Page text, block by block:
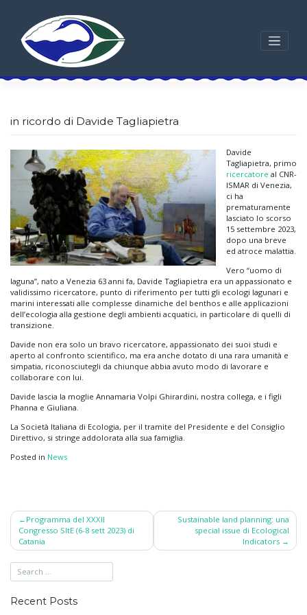
in ricordo di Davide Tagliapietra
Davide
Tagliapietra, primo
ricercatore al CNR-
ISMAR di Venezia,
ci ha
prematuramente
lasciato lo scorso
15 settembre 2023,
dopo una breve
ed atroce malattia.
Vero “uomo di
laguna”, nato a Venezia 63 anni fa, Davide Tagliapietra era un appassionato e
validissimo ricercatore, punto di riferimento per tutti gli ecologi lagunari e
marini interessati alle complesse dinamiche del benthos e alle applicazioni
dell’ecologia alla gestione degli ambienti acquatici, in particolare di quelli di
transizione.
Davide non era solo un bravo ricercatore, appassionato dei suoi studi e
aperto al confronto scientifico, ma era anche dotato di una rara umanità e
simpatia, riconosciutegli da chiunque abbia avuto modo di lavorare e
collaborare con lui.
Davide lascia la moglie Annamaria Volpi Ghirardini, nostra collega, e i figli
Phanna e Giuliana.
La Società Italiana di Ecologia, per il tramite del Presidente e del Consiglio
Direttivo, si stringe addolorata alla sua famiglia.
Posted in News
Post
navigation
Programma del XXXII
Congresso SItE (6-8 sett 2023) di
Catania
Sustainable land planning: una
special issue di Ecological
Indicators
Recent Posts